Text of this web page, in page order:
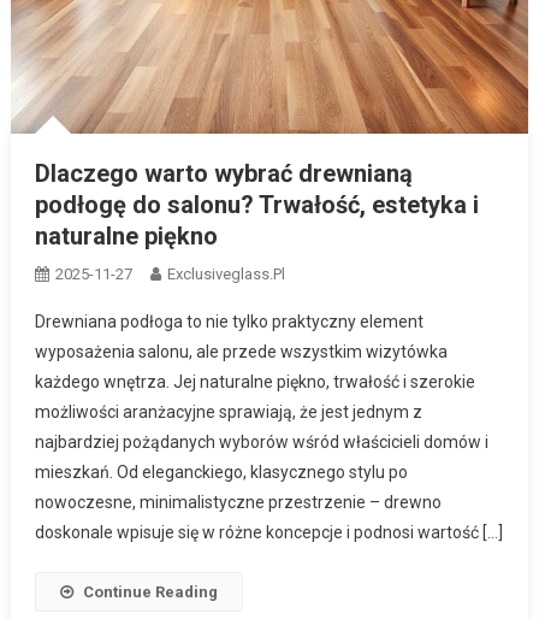
Dlaczego warto wybrać drewnianą
podłogę do salonu? Trwałość, estetyka i
naturalne piękno
2025-11-27 Exclusiveglass.pl
Drewniana podłoga to nie tylko praktyczny element
wyposażenia salonu, ale przede wszystkim wizytówka
każdego wnętrza. Jej naturalne piękno, trwałość i szerokie
możliwości aranżacyjne sprawiają, że jest jednym z
najbardziej pożądanych wyborów wśród właścicieli domów i
mieszkań. Od eleganckiego, klasycznego stylu po
nowoczesne, minimalistyczne przestrzenie – drewno
doskonale wpisuje się w różne koncepcje i podnosi wartość […]
Continue Reading